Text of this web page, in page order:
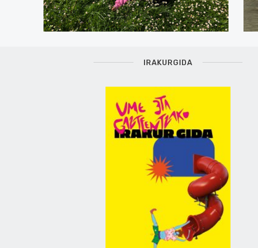
IRAKURGIDA